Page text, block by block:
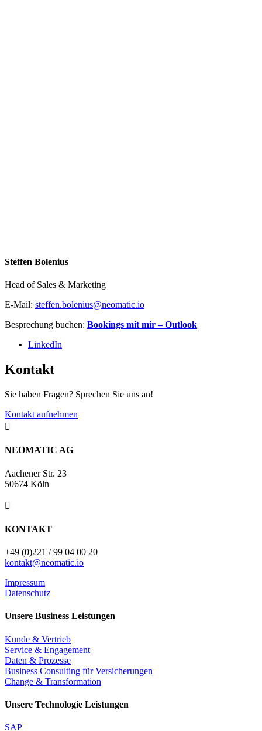
Steffen Bolenius
Head of Sales & Marketing
E-Mail: steffen.bolenius@neomatic.io
Besprechung buchen: Bookings mit mir – Outlook
LinkedIn
Kontakt
Sie haben Fragen? Sprechen Sie uns an!
Kontakt aufnehmen

NEOMATIC AG
Aachener Str. 23
50674 Köln

KONTAKT
+49 (0)221 / 99 04 00 20
kontakt@neomatic.io
Impressum
Datenschutz
Unsere Business Leistungen
Kunde & Vertrieb
Service & Engagement
Daten & Prozesse
Business Consulting für Versicherungen
Change & Transformation
Unsere Technologie Leistungen
SAP